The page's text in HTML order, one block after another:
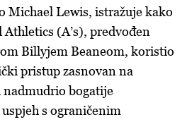
Michael Lewis, istražuje kako
(A’s), predvođen
Billyjem Beaneom, koristio
pristup zasnovan na
bogatije
s ograničenim